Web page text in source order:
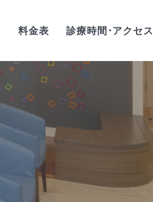
料金表 診療時間･アクセス